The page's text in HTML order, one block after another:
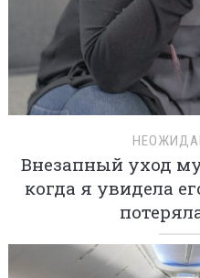
Внезапный уход
когда я увидела